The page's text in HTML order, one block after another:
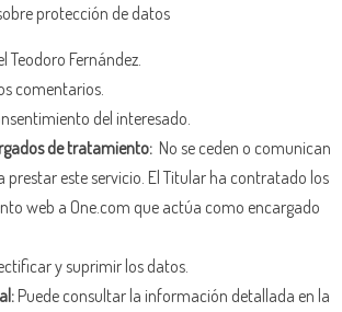
protección de datos
Teodoro Fernández.
comentarios.
del interesado.
de tratamiento: No se ceden o comunican
prestar este servicio. El Titular ha contratado los
web a One.com que actúa como encargado
y suprimir los datos.
Puede consultar la información detallada en la